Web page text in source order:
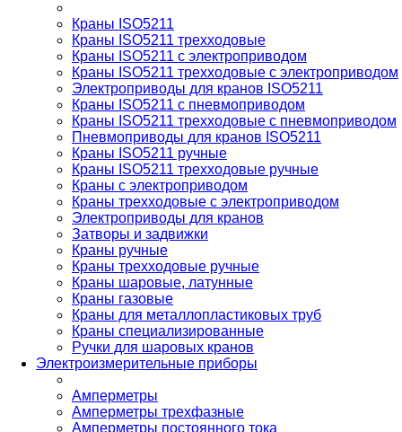
Краны ISO5211
Краны ISO5211 трехходовые
Краны ISO5211 с электроприводом
Краны ISO5211 трехходовые с электроприводом
Электроприводы для кранов ISO5211
Краны ISO5211 с пневмоприводом
Краны ISO5211 трехходовые с пневмоприводом
Пневмоприводы для кранов ISO5211
Краны ISO5211 ручные
Краны ISO5211 трехходовые ручные
Краны с электроприводом
Краны трехходовые с электроприводом
Электроприводы для кранов
Затворы и задвижки
Краны ручные
Краны трехходовые ручные
Краны шаровые, латунные
Краны газовые
Краны для металлопластиковых труб
Краны специализированные
Ручки для шаровых кранов
Электроизмерительные приборы
Амперметры
Амперметры трехфазные
Амперметры постоянного тока